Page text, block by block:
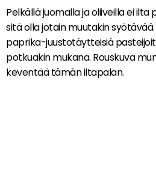
Pelkällä juomalla ja oliiveilla ei ilta
sitä olla jotain muutakin
paprika-juustotäytteisiä
potkuakin mukana. Rouskuva
keventää tämän iltapalan.